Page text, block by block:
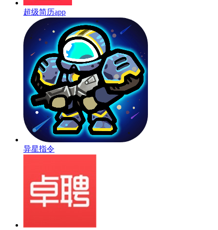
超级简历app
异星指令